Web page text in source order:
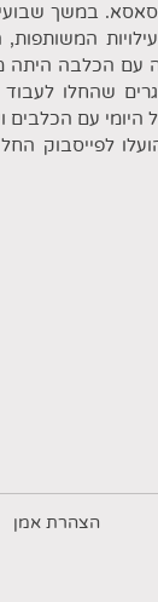
במשך
עם הכלבה היתה
שהחלו
היומי עם הכלבים
הצהרת אמן